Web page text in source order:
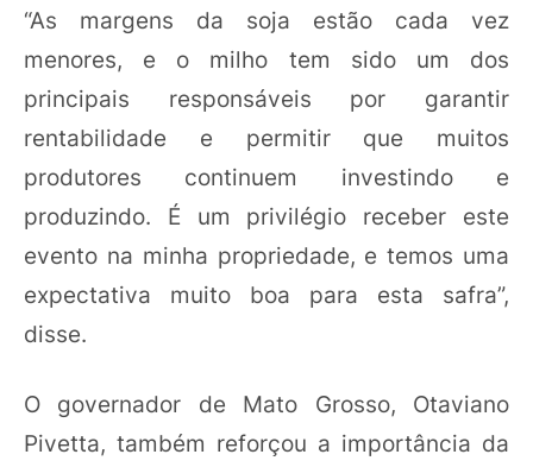
“As margens da soja estão cada vez
menores, e o milho tem sido um dos
principais responsáveis por garantir
rentabilidade e permitir que muitos
produtores continuem investindo e
produzindo. É um privilégio receber este
evento na minha propriedade, e temos uma
expectativa muito boa para esta safra”,
disse.
O governador de Mato Grosso, Otaviano
Pivetta, também reforçou a importância da